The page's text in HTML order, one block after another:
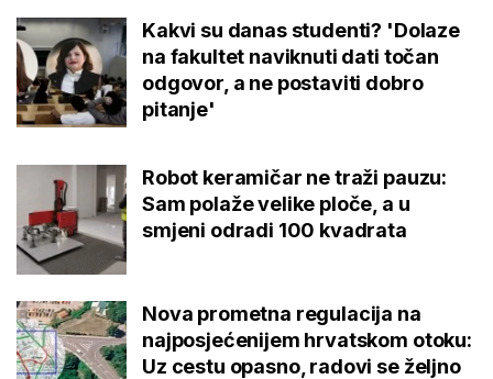
Kakvi su danas studenti? 'Dolaze
na fakultet naviknuti dati točan
odgovor, a ne postaviti dobro
pitanje'
Robot keramičar ne traži pauzu:
Sam polaže velike ploče, a u
smjeni odradi 100 kvadrata
Nova prometna regulacija na
najposjećenijem hrvatskom otoku:
Uz cestu opasno, radovi se željno